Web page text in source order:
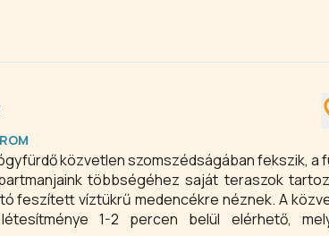
közvetlen szomszédságában fekszik, a
többségéhez saját teraszok
feszített víztükrű medencékre néznek. A
1-2 percen belül elérhető,